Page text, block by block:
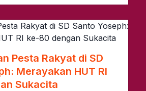
Pesta Rakyat di SD
Merayakan HUT RI
Sukacita